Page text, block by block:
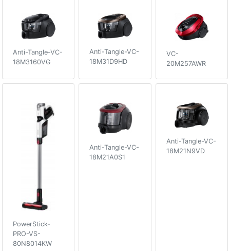
Anti-Tangle-VC-
18M3160VG
Anti-Tangle-VC-
18M31D9HD
VC-
20M257AWR
PowerStick-
PRO-VS-
80N8014KW
Anti-Tangle-VC-
18M21A0S1
Anti-Tangle-VC-
18M21N9VD